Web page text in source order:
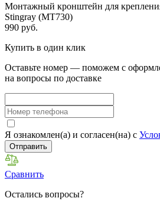
Монтажный кронштейн для
Stingray (MT730)
990 руб.
Купить в один клик
Оставьте номер — поможем с
на вопросы по доставке
Я ознакомлен(а) и согласен(на) с
Отправить
Сравнить
Остались вопросы?